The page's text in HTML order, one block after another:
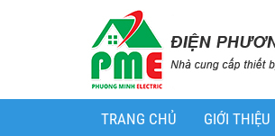
TRANG CHỦ GIỚI THIỆU